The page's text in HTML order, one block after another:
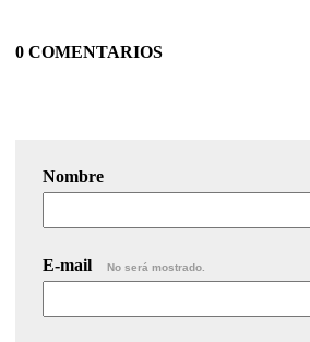
0 COMENTARIOS
Nombre
E-mail No será mostrado.